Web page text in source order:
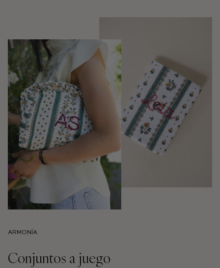
ARMONÍA
Conjuntos a juego